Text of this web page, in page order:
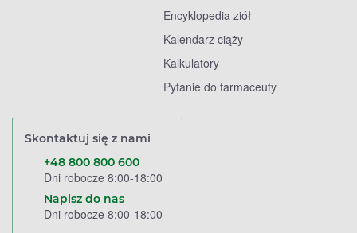
Encyklopedia ziół
Kalendarz ciąży
Kalkulatory
Pytanie do farmaceuty
Skontaktuj się z nami
+48 800 800 600
Dni robocze 8:00-18:00
Napisz do nas
Dni robocze 8:00-18:00